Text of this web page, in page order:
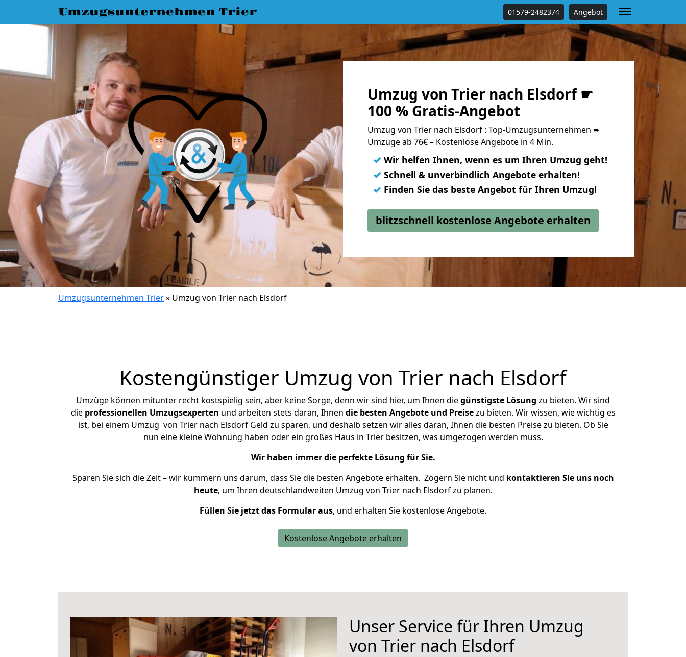
Umzugsunternehmen Trier 01579-2482374 Angebot
Umzug von Trier nach Elsdorf ☛
100 % Gratis-Angebot
Umzug von Trier nach Elsdorf : Top-Umzugsunternehmen ➨
Umzüge ab 76€ – Kostenlose Angebote in 4 Min.
✓ Wir helfen Ihnen, wenn es um Ihren Umzug geht!
✓ Schnell & unverbindlich Angebote erhalten!
✓ Finden Sie das beste Angebot für Ihren Umzug!
blitzschnell kostenlose Angebote erhalten
Umzugsunternehmen Trier» Umzug von Trier nach Elsdorf
Kostengünstiger Umzug von Trier nach Elsdorf
Umzüge können mitunter recht kostspielig sein, aber keine Sorge, denn wir sind hier, um Ihnen diegünstigste Lösung zu bieten. Wir sind
die professionellen Umzugsexperten und arbeiten stets daran, Ihnen die besten Angebote und Preisezu bieten. Wir wissen, wie wichtig es
ist, bei einem Umzug von Trier nach Elsdorf Geld zu sparen, und deshalb setzen wir alles daran, Ihnen die besten Preise zu bieten. Ob Sie
nun eine kleine Wohnung haben oder ein großes Haus in Trier besitzen, was umgezogen werden muss.
Wir haben immer die perfekte Lösung für Sie.
Sparen Sie sich die Zeit – wir kümmern uns darum, dass Sie die besten Angebote erhalten. Zögern Sie nicht und kontaktieren Sie uns noch
heute, um Ihren deutschlandweiten Umzug von Trier nach Elsdorf zu planen.
Füllen Sie jetzt das Formular aus, und erhalten Sie kostenlose Angebote.
Kostenlose Angebote erhalten
Unser Service für Ihren Umzug
von Trier nach Elsdorf